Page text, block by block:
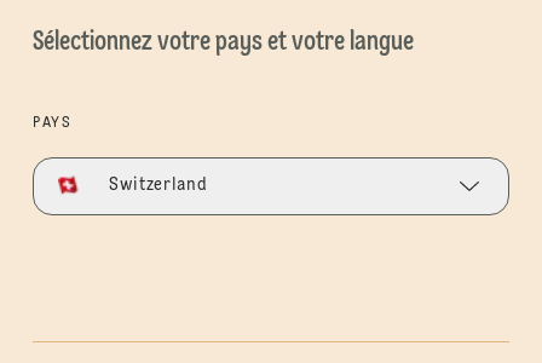
Sélectionnez votre pays et votre langue
PAYS
Switzerland